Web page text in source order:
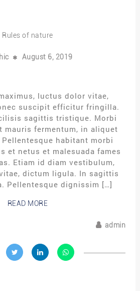
Rules of nature
August 6, 2019
luctus dolor vitae,
suscipit efficitur fringilla.
sagittis tristique. Morbi
fermentum, in aliquet
habitant morbi
et netus et malesuada fames
Etiam id diam vestibulum,
dictum ligula. In sagittis
Pellentesque dignissim […]
READ MORE
admin